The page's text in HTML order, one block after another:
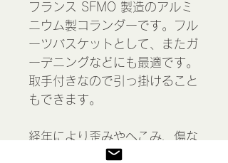
フランス SFMO 製造のアルミ
ニウム製コランダーです。フル
ーツバスケットとして、またガ
ーデニングなどにも最適です。
取手付きなので引っ掛けること
もできます。
経年により歪みやへこみ、傷な
どがあります。がたつきはあり